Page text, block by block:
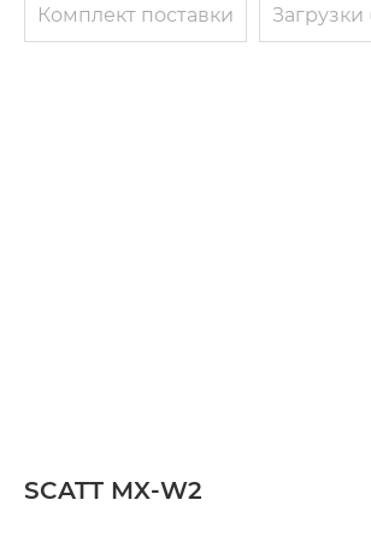
Комплект поставки Загрузки
SCATT MX-W2